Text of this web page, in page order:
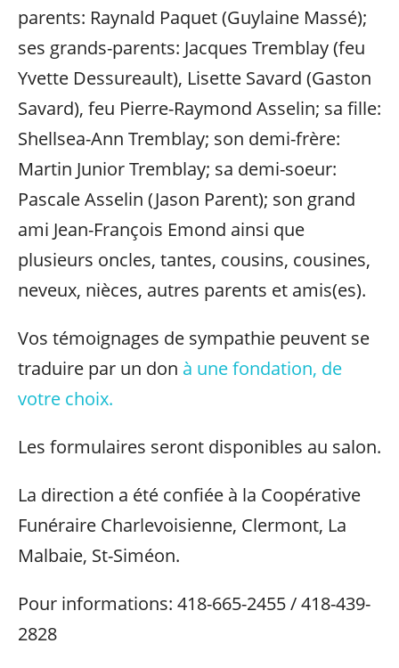
parents: Raynald Paquet (Guylaine Massé);
ses grands-parents: Jacques Tremblay (feu
Yvette Dessureault), Lisette Savard (Gaston
Savard), feu Pierre-Raymond Asselin; sa fille:
Shellsea-Ann Tremblay; son demi-frère:
Martin Junior Tremblay; sa demi-soeur:
Pascale Asselin (Jason Parent); son grand
ami Jean-François Emond ainsi que
plusieurs oncles, tantes, cousins, cousines,
neveux, nièces, autres parents et amis(es).
Vos témoignages de sympathie peuvent se
traduire par un don à une fondation, de
votre choix.
Les formulaires seront disponibles au salon.
La direction a été confiée à la Coopérative
Funéraire Charlevoisienne, Clermont, La
Malbaie, St-Siméon.
Pour informations: 418-665-2455 / 418-439-
2828